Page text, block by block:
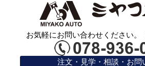
お気軽にお問い合わせください。
注文・見学・相談・お問